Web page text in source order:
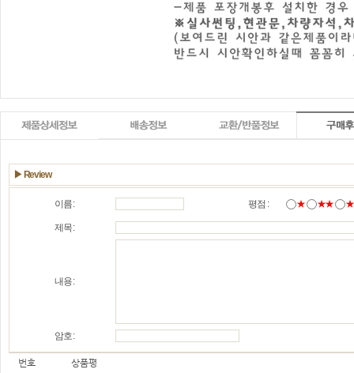
▶ Review
이름 : 평점 : ★ ★★
제목 :
내용 :
암호 :
번호 상품평